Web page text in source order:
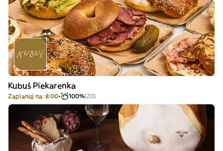
Kubuś Piekarenka
Zaplanuj na: 8:00 100%(20)